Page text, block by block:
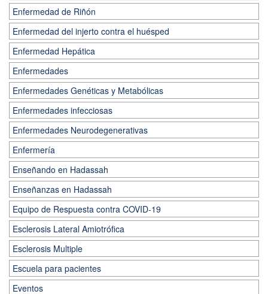
Enfermedad de Riñón
Enfermedad del injerto contra el huésped
Enfermedad Hepática
Enfermedades
Enfermedades Genéticas y Metabólicas
Enfermedades infecciosas
Enfermedades Neurodegenerativas
Enfermería
Enseñando en Hadassah
Enseñanzas en Hadassah
Equipo de Respuesta contra COVID-19
Esclerosis Lateral Amiotrófica
Esclerosis Multiple
Escuela para pacientes
Eventos